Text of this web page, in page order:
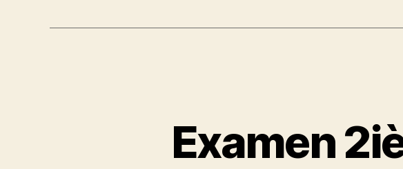
Examen